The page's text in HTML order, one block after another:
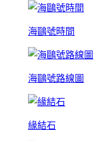
海鷗號時間
海鷗號路線圖
緣結石